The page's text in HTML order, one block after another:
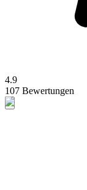
4.9
107 Bewertungen